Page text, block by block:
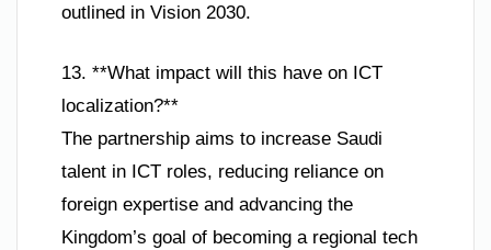
outlined in Vision 2030.
13. **What impact will this have on ICT
localization?**
The partnership aims to increase Saudi
talent in ICT roles, reducing reliance on
foreign expertise and advancing the
Kingdom’s goal of becoming a regional tech